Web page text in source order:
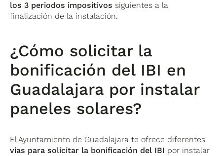
los 3 periodos impositivos siguientes a la
finalización de la instalación.
¿Cómo solicitar la
bonificación del IBI en
Guadalajara por instalar
paneles solares?
El Ayuntamiento de Guadalajara te ofrece diferentes
vías para solicitar la bonificación del IBI por instalar